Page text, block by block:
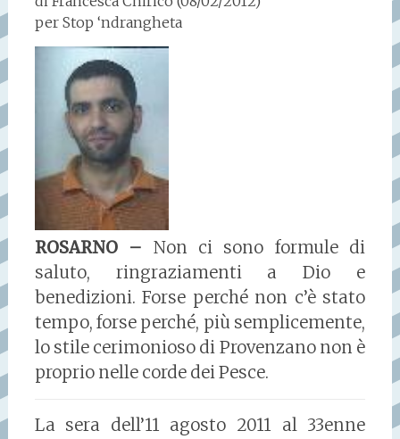
per Stop ‘ndrangheta
ROSARNO – Non ci sono formule di
saluto, ringraziamenti a Dio e
benedizioni. Forse perché non c’è stato
tempo, forse perché, più semplicemente,
lo stile cerimonioso di Provenzano non è
proprio nelle corde dei Pesce.
La sera dell’11 agosto 2011 al 33enne